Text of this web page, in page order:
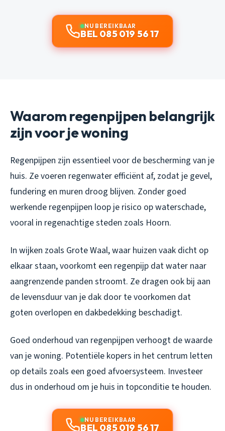
NU BEREIKBAAR
BEL 085 019 56 17
Waarom regenpijpen belangrijk
zijn voor je woning
Regenpijpen zijn essentieel voor de bescherming van je
huis. Ze voeren regenwater efficiënt af, zodat je gevel,
fundering en muren droog blijven. Zonder goed
werkende regenpijpen loop je risico op waterschade,
vooral in regenachtige steden zoals Hoorn.
In wijken zoals Grote Waal, waar huizen vaak dicht op
elkaar staan, voorkomt een regenpijp dat water naar
aangrenzende panden stroomt. Ze dragen ook bij aan
de levensduur van je dak door te voorkomen dat
goten overlopen en dakbedekking beschadigt.
Goed onderhoud van regenpijpen verhoogt de waarde
van je woning. Potentiële kopers in het centrum letten
op details zoals een goed afvoersysteem. Investeer
dus in onderhoud om je huis in topconditie te houden.
NU BEREIKBAAR
BEL 085 019 56 17